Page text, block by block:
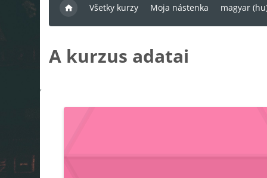
Všetky kurzy Moja nástenka magyar
A kurzus adatai